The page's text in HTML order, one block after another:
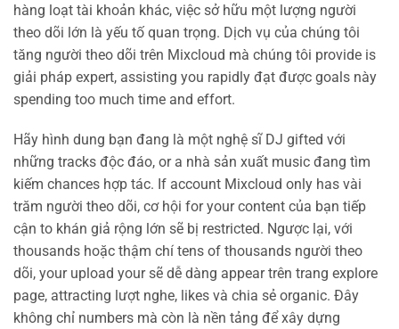
hàng loạt tài khoản khác, việc sở hữu một lượng người
theo dõi lớn là yếu tố quan trọng. Dịch vụ của chúng tôi
tăng người theo dõi trên Mixcloud mà chúng tôi provide is
giải pháp expert, assisting you rapidly đạt được goals này
spending too much time and effort.
Hãy hình dung bạn đang là một nghệ sĩ DJ gifted với
những tracks độc đáo, or a nhà sản xuất music đang tìm
kiếm chances hợp tác. If account Mixcloud only has vài
trăm người theo dõi, cơ hội for your content của bạn tiếp
cận to khán giả rộng lớn sẽ bị restricted. Ngược lại, với
thousands hoặc thậm chí tens of thousands người theo
dõi, your upload your sẽ dễ dàng appear trên trang explore
page, attracting lượt nghe, likes và chia sẻ organic. Đây
không chỉ numbers mà còn là nền tảng để xây dựng